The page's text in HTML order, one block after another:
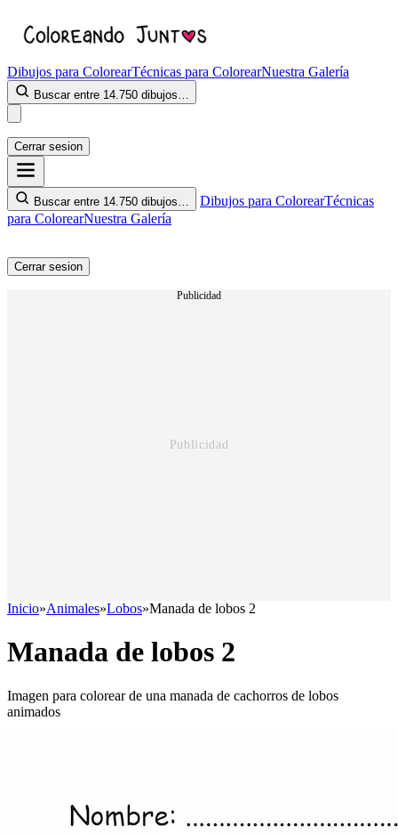
Dibujos para ColorearTécnicas para ColorearNuestra Galería
Buscar entre 14.750 dibujos…
Cerrar sesion
Buscar entre 14.750 dibujos… Dibujos para ColorearTécnicas
para ColorearNuestra Galería
Cerrar sesion
Publicidad
Inicio»Animales»Lobos»Manada de lobos 2
Manada de lobos 2
Imagen para colorear de una manada de cachorros de lobos
animados